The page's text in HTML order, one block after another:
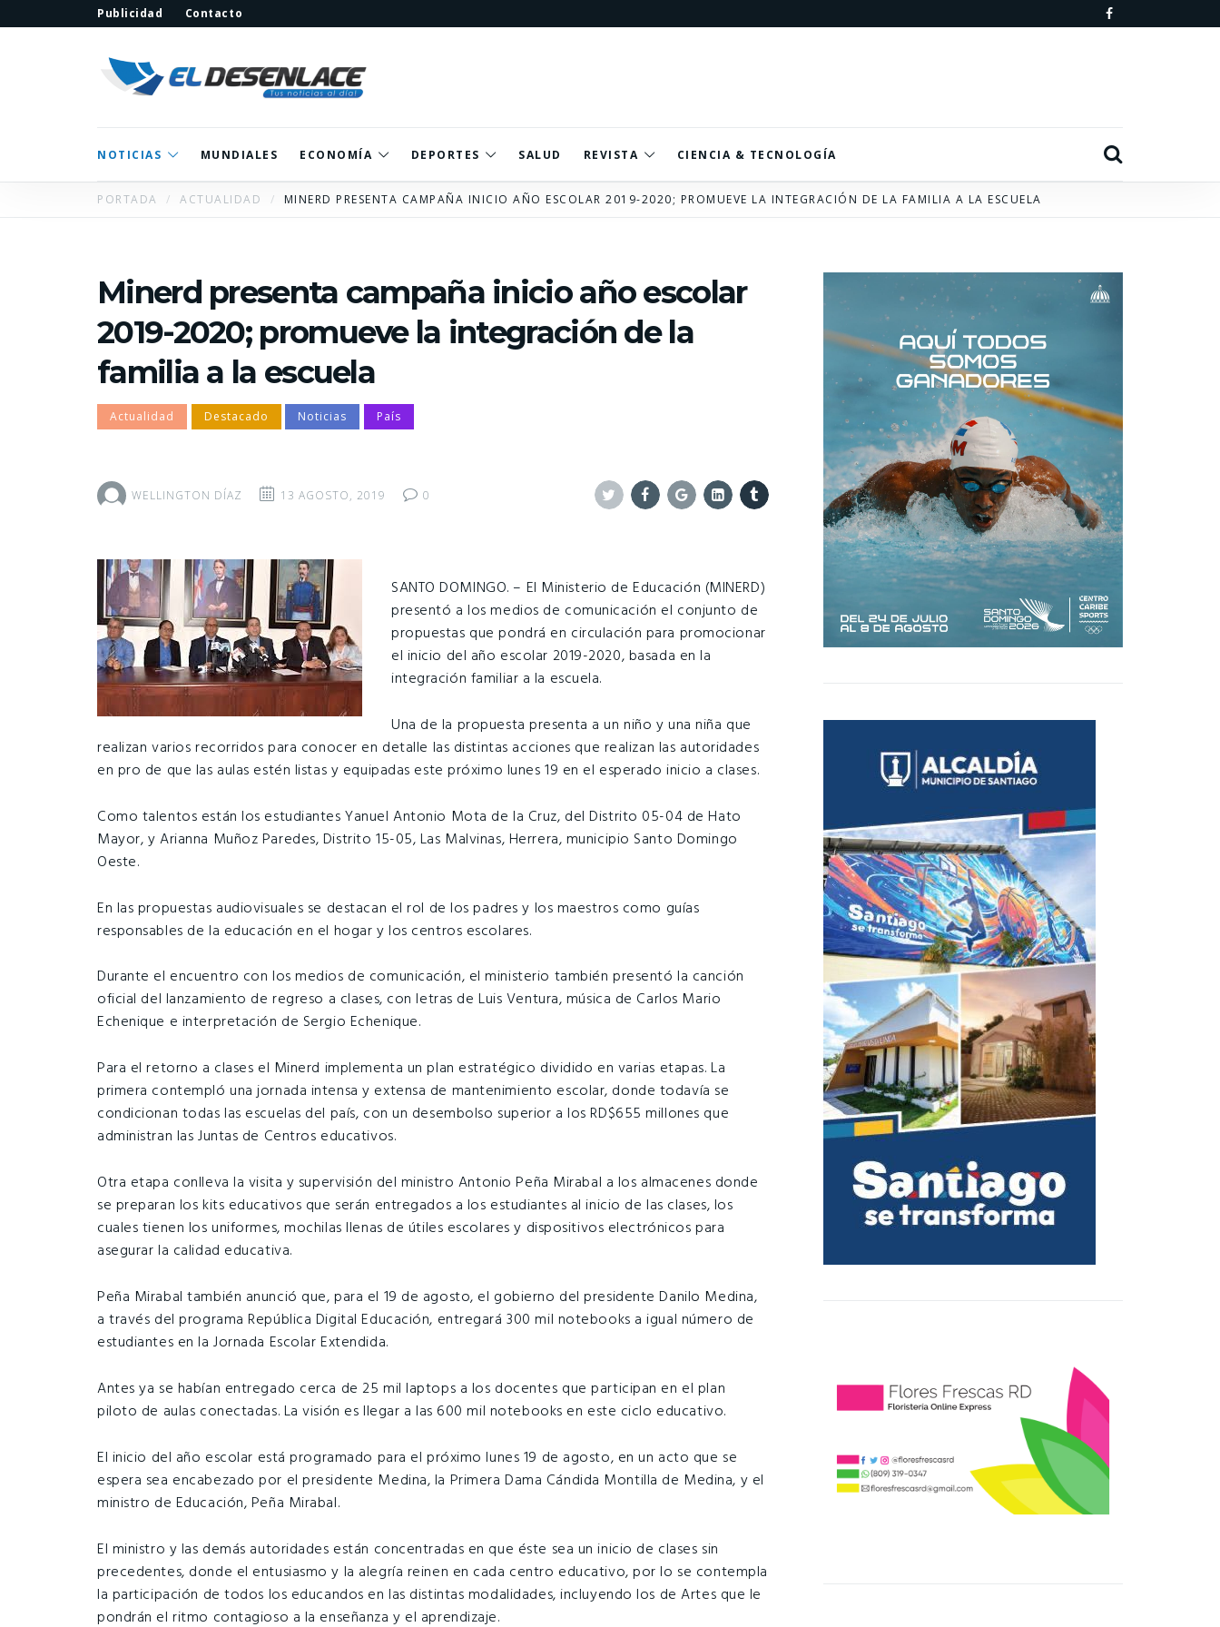
Publicidad Contacto
b
Search
NOTICIAS MUNDIALES ECONOMÍA DEPORTES SALUD REVISTA CIENCIA & TECNOLOGÍA
PORTADA ACTUALIDAD MINERD PRESENTA CAMPAÑA INICIO AÑO ESCOLAR 2019-2020; PROMUEVE LA INTEGRACIÓN DE LA FAMILIA A LA ESCUELA
Minerd presenta campaña inicio año escolar
2019-2020; promueve la integración de la
familia a la escuela
Actualidad Destacado Noticias País
WELLINGTON DÍAZ 13 AGOSTO, 2019
0
SANTO DOMINGO. – El Ministerio de Educación (MINERD)
presentó a los medios de comunicación el conjunto de
propuestas que pondrá en circulación para promocionar
el inicio del año escolar 2019-2020, basada en la
integración familiar a la escuela.
Una de la propuesta presenta a un niño y una niña que
realizan varios recorridos para conocer en detalle las distintas acciones que realizan las autoridades
en pro de que las aulas estén listas y equipadas este próximo lunes 19 en el esperado inicio a clases.
Como talentos están los estudiantes Yanuel Antonio Mota de la Cruz, del Distrito 05-04 de Hato
Mayor, y Arianna Muñoz Paredes, Distrito 15-05, Las Malvinas, Herrera, municipio Santo Domingo
Oeste.
En las propuestas audiovisuales se destacan el rol de los padres y los maestros como guías
responsables de la educación en el hogar y los centros escolares.
Durante el encuentro con los medios de comunicación, el ministerio también presentó la canción
oficial del lanzamiento de regreso a clases, con letras de Luis Ventura, música de Carlos Mario
Echenique e interpretación de Sergio Echenique.
Para el retorno a clases el Minerd implementa un plan estratégico dividido en varias etapas. La
primera contempló una jornada intensa y extensa de mantenimiento escolar, donde todavía se
condicionan todas las escuelas del país, con un desembolso superior a los RD$655 millones que
administran las Juntas de Centros educativos.
Otra etapa conlleva la visita y supervisión del ministro Antonio Peña Mirabal a los almacenes donde
se preparan los kits educativos que serán entregados a los estudiantes al inicio de las clases, los
cuales tienen los uniformes, mochilas llenas de útiles escolares y dispositivos electrónicos para
asegurar la calidad educativa.
Peña Mirabal también anunció que, para el 19 de agosto, el gobierno del presidente Danilo Medina,
a través del programa República Digital Educación, entregará 300 mil notebooks a igual número de
estudiantes en la Jornada Escolar Extendida.
Antes ya se habían entregado cerca de 25 mil laptops a los docentes que participan en el plan
piloto de aulas conectadas. La visión es llegar a las 600 mil notebooks en este ciclo educativo.
El inicio del año escolar está programado para el próximo lunes 19 de agosto, en un acto que se
espera sea encabezado por el presidente Medina, la Primera Dama Cándida Montilla de Medina, y el
ministro de Educación, Peña Mirabal.
El ministro y las demás autoridades están concentradas en que éste sea un inicio de clases sin
precedentes, donde el entusiasmo y la alegría reinen en cada centro educativo, por lo se contempla
la participación de todos los educandos en las distintas modalidades, incluyendo los de Artes que le
pondrán el ritmo contagioso a la enseñanza y el aprendizaje.